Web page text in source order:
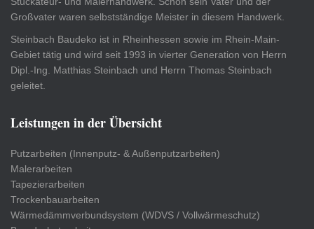
Großvater waren selbstständige Meister in diesem Handwerk.
Steinbach Baudeko ist in Rheinhessen sowie im Rhein-Main-
Gebiet tätig und wird seit 1993 in vierter Generation von Herrn
Dipl.-Ing. Matthias Steinbach und Herrn Thomas Steinbach
geleitet.
Leistungen in der Übersicht
Putzarbeiten (Innenputz- & Außenputzarbeiten)
Malerarbeiten
Tapezierarbeiten
Trockenbauarbeiten
Wärmedämmverbundsystem (WDVS / Vollwärmeschutz)